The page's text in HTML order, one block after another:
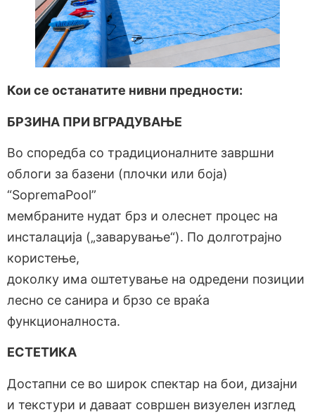
Кои се останатите нивни предности:
БРЗИНА ПРИ ВГРАДУВАЊЕ
Во споредба со традиционалните завршни
облоги за базени (плочки или боја)
“SopremaPool”
мембраните нудат брз и олеснет процес на
инсталација („заварување“). По долготрајно
користење,
доколку има оштетување на одредени позиции
лесно се санира и брзо се враќа
функционалноста.
ЕСТЕТИКА
Достапни се во широк спектар на бои, дизајни
и текстури и даваат совршен визуелен изглед